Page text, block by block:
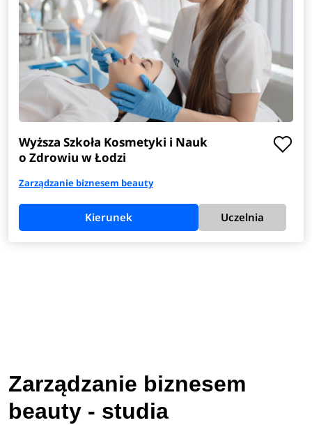
Wyższa Szkoła Kosmetyki i Nauk
o Zdrowiu w Łodzi
Zarządzanie biznesem beauty
Kierunek Uczelnia
Zarządzanie biznesem
beauty - studia